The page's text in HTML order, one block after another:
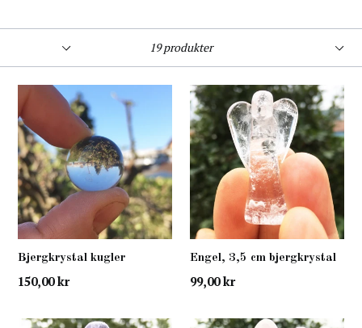
19 produkter
Bjergkrystal kugler
normal
150,00 kr
Engel, 3,5 cm bjergkrystal
normal
99,00 kr